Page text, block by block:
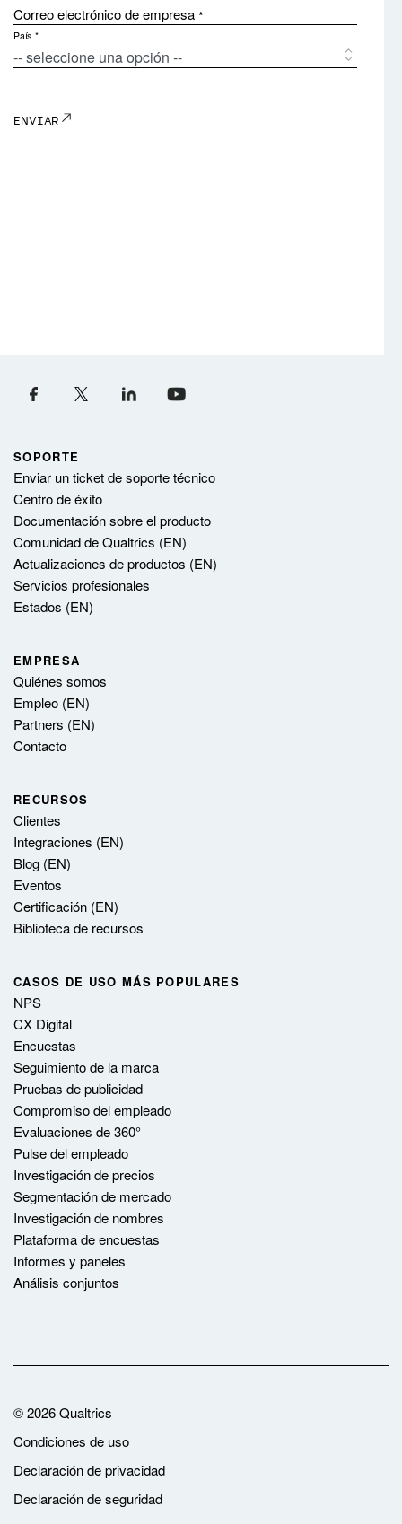
SOPORTE
Enviar un ticket de soporte técnico
Centro de éxito
Documentación sobre el producto
Comunidad de Qualtrics (EN)
Actualizaciones de productos (EN)
Servicios profesionales
Estados (EN)
EMPRESA
Quiénes somos
Empleo (EN)
Partners (EN)
Contacto
RECURSOS
Clientes
Integraciones (EN)
Blog (EN)
Eventos
Certificación (EN)
Biblioteca de recursos
CASOS DE USO MÁS POPULARES
NPS
CX Digital
Encuestas
Seguimiento de la marca
Pruebas de publicidad
Compromiso del empleado
Evaluaciones de 360°
Pulse del empleado
Investigación de precios
Segmentación de mercado
Investigación de nombres
Plataforma de encuestas
Informes y paneles
Análisis conjuntos
©2026Qualtrics
Condiciones de uso
Declaración de privacidad
Declaración de seguridad